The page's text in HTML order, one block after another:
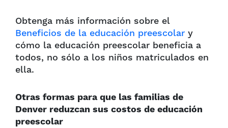
Obtenga más información sobre el
Beneficios de la educación preescolar y
cómo la educación preescolar beneficia a
todos, no sólo a los niños matriculados en
ella.
Otras formas para que las familias de
Denver reduzcan sus costos de educación
preescolar